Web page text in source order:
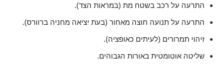
התרעה על רכב בשטח מת (במראות הצד).
התרעה על תנועה חוצה מאחור (בעת יציאה מחניה ברוורס).
זיהוי תמרורים (לעיתים כאופציה).
שליטה אוטומטית באורות הגבוהים.